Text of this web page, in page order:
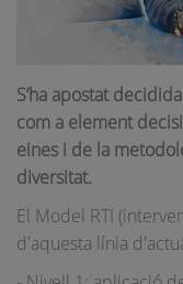
S’ha apostat
com a element
eines i de la
diversitat.
El Model RTI
d'aquesta línia